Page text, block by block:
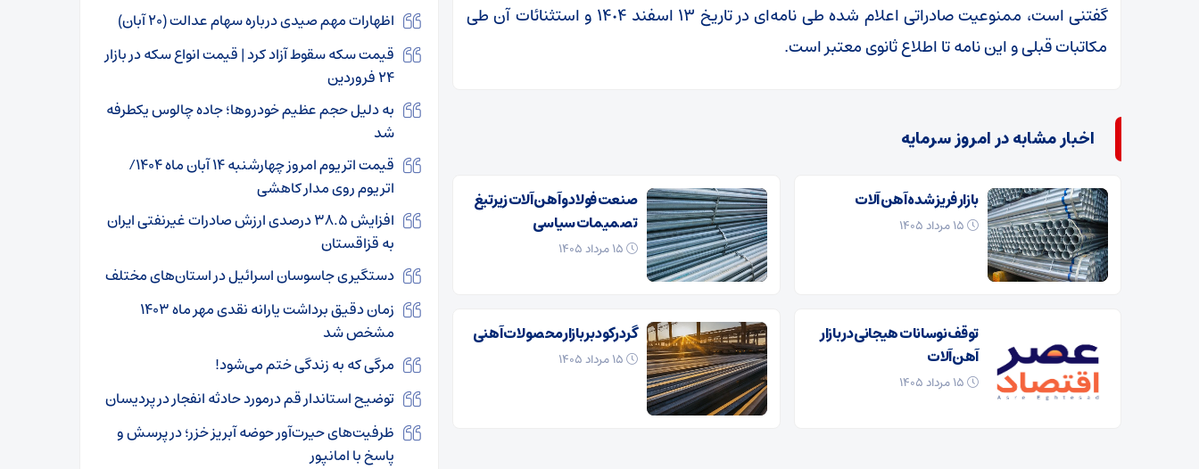
گفتنی است، ممنوعیت صادراتی اعلام شده طی نامه‌ای در تاریخ ۱۳ اسفند ١۴٠۴ و استثنائات آن طی
مکاتبات قبلی و این نامه تا اطلاع ثانوی معتبر است.
اخبار مشابه در امروز سرمایه
بازار فریز شده آهن آلات
صنعت فولاد و آهن آلات زیر‌تیغ
تصمیمات سیاسی
توقف نوسانات هیجانی در بازار
آهن‌آلات
گرد رکود بر بازار محصولات آهنی
اظهارات مهم صیدی درباره سهام عدالت (۲۰ آبان)
قیمت سکه سقوط آزاد کرد | قیمت انواع سکه در بازار
۲۴ فروردین
به دلیل حجم عظیم خودروها؛ جاده چالوس یکطرفه
شد
قیمت اتریوم امروز چهارشنبه ۱۴ آبان ماه ۱۴۰۴/
اتریوم روی مدار کاهشی
افزایش ۳۸.۵ درصدی ارزش صادرات غیرنفتی ایران
به قزاقستان
دستگیری جاسوسان اسرائیل در استان‌های مختلف
زمان دقیق برداشت یارانه نقدی مهر ماه ۱۴۰۳
مشخص شد
مرگی که به زندگی ختم می‌شود!
توضیح استاندار قم درمورد حادثه انفجار در پردیسان
ظرفیت‌های حیرت‌آور حوضه آبریز خزر؛ در پرسش و
پاسخ با امانپور